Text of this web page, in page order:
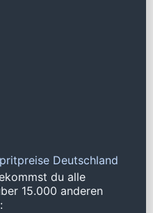
Deutschland
du alle
15.000 anderen